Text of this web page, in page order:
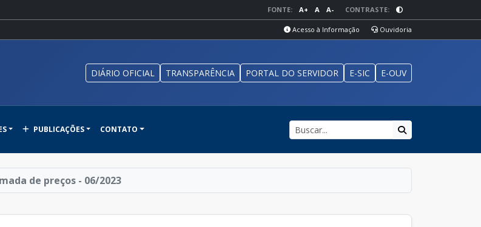
FONTE: A+ A A- CONTRASTE:
Acesso à Informação Ouvidoria
DIÁRIO OFICIAL TRANSPARÊNCIA PORTAL DO SERVIDOR E-SIC E-OUV
PUBLICAÇÕES CONTATO
de preços - 06/2023